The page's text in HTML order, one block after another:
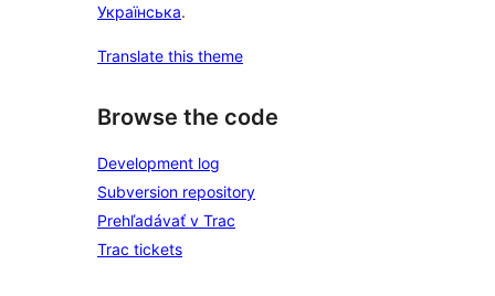
Українська.
Translate this theme
Browse the code
Development log
Subversion repository
Prehľadávať v Trac
Trac tickets